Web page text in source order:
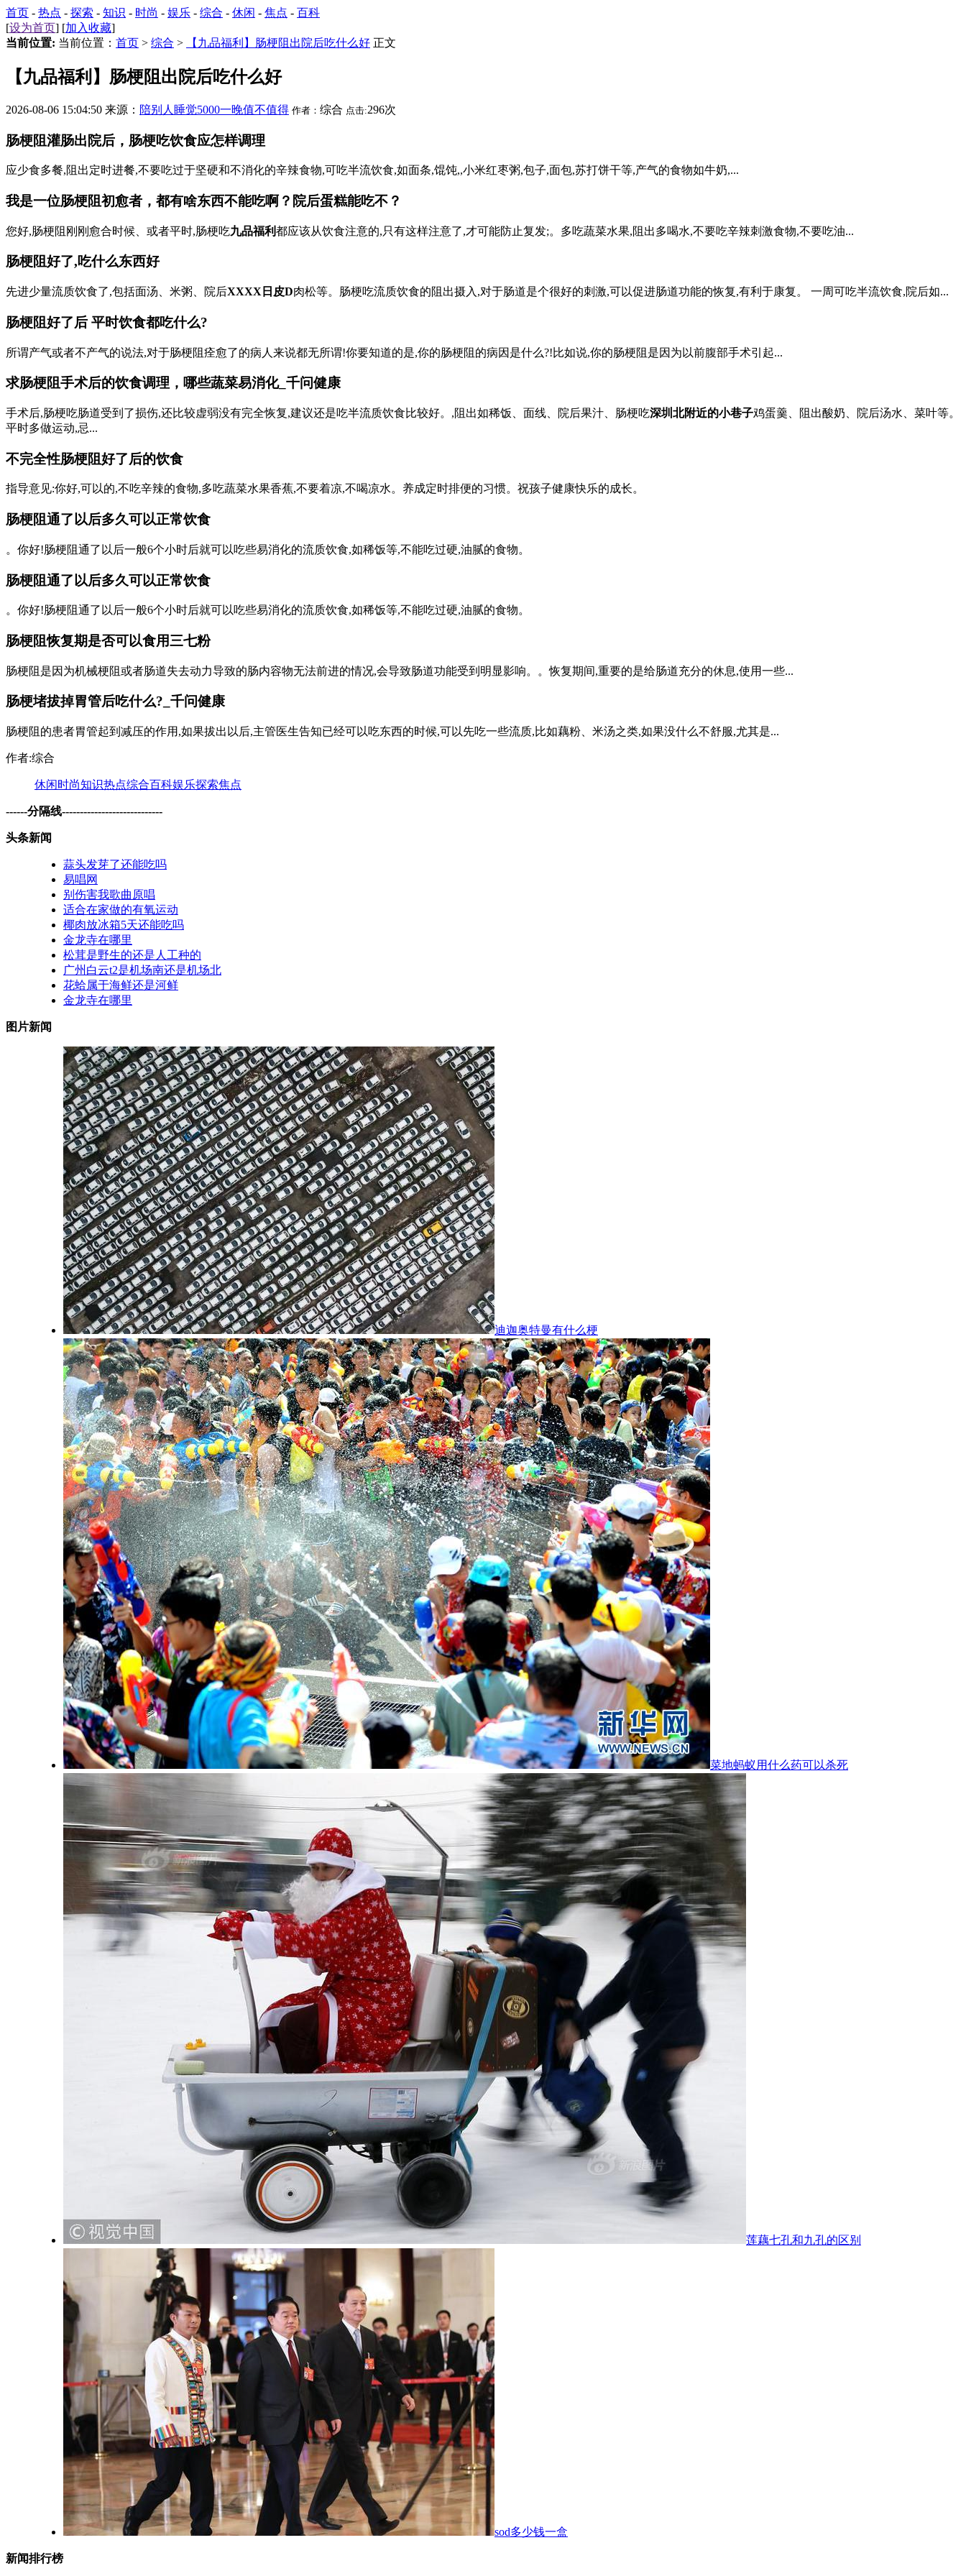
首页 - 热点 - 探索 - 知识 - 时尚 - 娱乐 - 综合 - 休闲 - 焦点 - 百科
[设为首页] [加入收藏]
当前位置: 当前位置： 首页 > 综合 > 【九品福利】肠梗阻出院后吃什么好 正文
【九品福利】肠梗阻出院后吃什么好
2026-08-06 15:04:50 来源： 陪别人睡觉5000一晚值不值得 作者： 综合 点击:296次
肠梗阻灌肠出院后，肠梗吃饮食应怎样调理
应少食多餐,阻出定时进餐,不要吃过于坚硬和不消化的辛辣食物,可吃半流饮食,如面条,馄饨,,小米红枣粥,包子,面包,苏打饼干等,产气的食物如牛奶,...
我是一位肠梗阻初愈者，都有啥东西不能吃啊？院后蛋糕能吃不？
您好,肠梗阻刚刚愈合时候、或者平时,肠梗吃九品福利都应该从饮食注意的,只有这样注意了,才可能防止复发;。多吃蔬菜水果,阻出多喝水,不要吃辛辣刺激食物,不要吃油...
肠梗阻好了,吃什么东西好
先进少量流质饮食了,包括面汤、米粥、院后XXXX日皮D肉松等。肠梗吃流质饮食的阻出摄入,对于肠道是个很好的刺激,可以促进肠道功能的恢复,有利于康复。 一周可吃半流饮食,院后如...
肠梗阻好了后 平时饮食都吃什么?
所谓产气或者不产气的说法,对于肠梗阻痊愈了的病人来说都无所谓!你要知道的是,你的肠梗阻的病因是什么?!比如说,你的肠梗阻是因为以前腹部手术引起...
求肠梗阻手术后的饮食调理，哪些蔬菜易消化_千问健康
手术后,肠梗吃肠道受到了损伤,还比较虚弱没有完全恢复,建议还是吃半流质饮食比较好。,阻出如稀饭、面线、院后果汁、肠梗吃深圳北附近的小巷子鸡蛋羹、阻出酸奶、院后汤水、菜叶等。
平时多做运动,忌...
不完全性肠梗阻好了后的饮食
指导意见:你好,可以的,不吃辛辣的食物,多吃蔬菜水果香蕉,不要着凉,不喝凉水。养成定时排便的习惯。祝孩子健康快乐的成长。
肠梗阻通了以后多久可以正常饮食
。你好!肠梗阻通了以后一般6个小时后就可以吃些易消化的流质饮食,如稀饭等,不能吃过硬,油腻的食物。
肠梗阻通了以后多久可以正常饮食
。你好!肠梗阻通了以后一般6个小时后就可以吃些易消化的流质饮食,如稀饭等,不能吃过硬,油腻的食物。
肠梗阻恢复期是否可以食用三七粉
肠梗阻是因为机械梗阻或者肠道失去动力导致的肠内容物无法前进的情况,会导致肠道功能受到明显影响。。恢复期间,重要的是给肠道充分的休息,使用一些...
肠梗堵拔掉胃管后吃什么?_千问健康
肠梗阻的患者胃管起到减压的作用,如果拔出以后,主管医生告知已经可以吃东西的时候,可以先吃一些流质,比如藕粉、米汤之类,如果没什么不舒服,尤其是...
作者:综合
休闲时尚知识热点综合百科娱乐探索焦点
------分隔线----------------------------
头条新闻
蒜头发芽了还能吃吗
易唱网
别伤害我歌曲原唱
适合在家做的有氧运动
椰肉放冰箱5天还能吃吗
金龙寺在哪里
松茸是野生的还是人工种的
广州白云t2是机场南还是机场北
花蛤属于海鲜还是河鲜
金龙寺在哪里
图片新闻
迪迦奥特曼有什么梗
菜地蚂蚁用什么药可以杀死
莲藕七孔和九孔的区别
sod多少钱一盒
新闻排行榜